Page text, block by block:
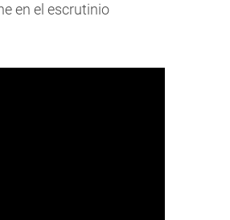
en el escrutinio